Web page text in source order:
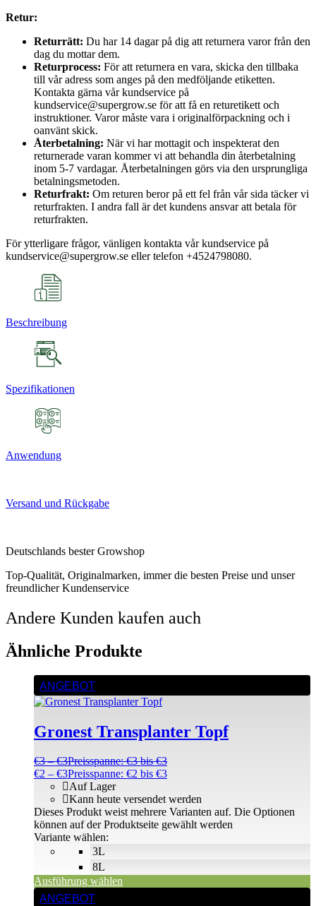
Retur:
Returrätt: Du har 14 dagar på dig att returnera varor från den
dag du mottar dem.
Returprocess: För att returnera en vara, skicka den tillbaka
till vår adress som anges på den medföljande etiketten.
Kontakta gärna vår kundservice på
kundservice@supergrow.se för att få en returetikett och
instruktioner. Varor måste vara i originalförpackning och i
oanvänt skick.
Återbetalning: När vi har mottagit och inspekterat den
returnerade varan kommer vi att behandla din återbetalning
inom 5-7 vardagar. Återbetalningen görs via den ursprungliga
betalningsmetoden.
Returfrakt: Om returen beror på ett fel från vår sida täcker vi
returfrakten. I andra fall är det kundens ansvar att betala för
returfrakten.
För ytterligare frågor, vänligen kontakta vår kundservice på
kundservice@supergrow.se eller telefon +4524798080.
Beschreibung
Spezifikationen
Anwendung
Versand und Rückgabe
Deutschlands bester Growshop
Top-Qualität, Originalmarken, immer die besten Preise und unser
freundlicher Kundenservice
Andere Kunden kaufen auch
Ähnliche Produkte
ANGEBOT
Gronest Transplanter Topf
€3 –€3Preisspanne: €3 bis €3
€2 – €3Preisspanne: €2 bis €3
3L
8L
Auf Lager
Kann heute versendet werden
Variante wählen:
Ausführung wählen
Dieses Produkt weist mehrere Varianten auf. Die Optionen
können auf der Produktseite gewählt werden
ANGEBOT